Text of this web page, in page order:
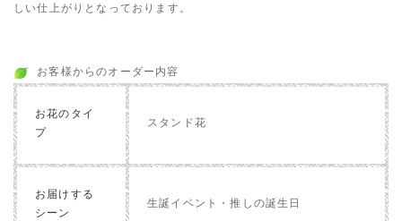
しい仕上がりとなっております。
お客様からのオーダー内容
お花のタイ
プ
スタンド花
お届けする
シーン
生誕イベント・推しの誕生日